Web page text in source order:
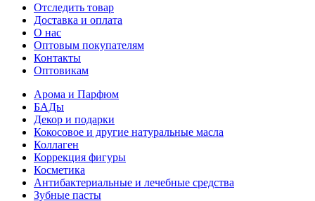
Отследить товар
Доставка и оплата
О нас
Оптовым покупателям
Контакты
Оптовикам
Арома и Парфюм
БАДы
Декор и подарки
Кокосовое и другие натуральные масла
Коллаген
Коррекция фигуры
Косметика
Антибактериальные и лечебные средства
Зубные пасты